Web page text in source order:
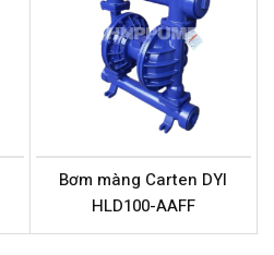
Bơm màng Carten DYI
HLD100-AAFF